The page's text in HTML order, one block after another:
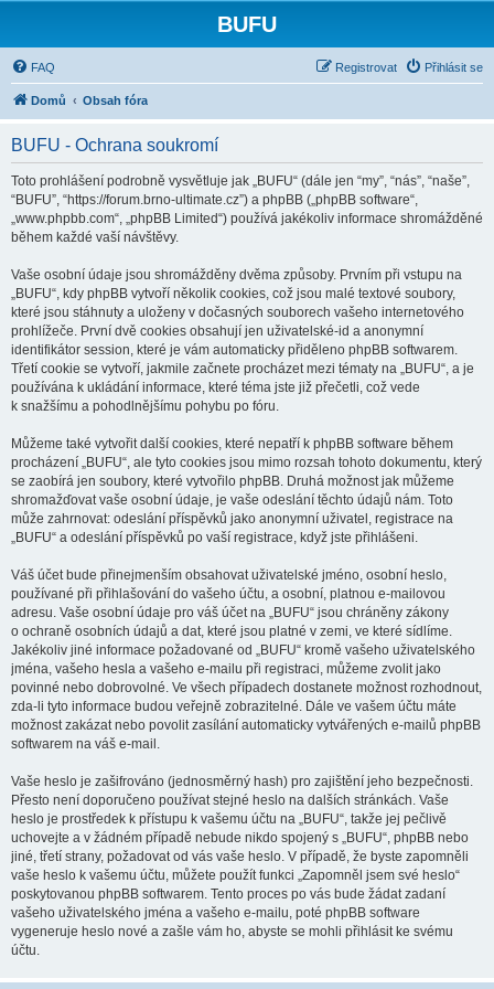
BUFU
FAQ Přihlásit se
Registrovat
Domů Obsah fóra
BUFU - Ochrana soukromí
Toto prohlášení podrobně vysvětluje jak „BUFU“ (dále jen “my”, “nás”, “naše”,
“BUFU”, “https://forum.brno-ultimate.cz”) a phpBB („phpBB software“,
„www.phpbb.com“, „phpBB Limited“) používá jakékoliv informace shromážděné
během každé vaší návštěvy.
Vaše osobní údaje jsou shromážděny dvěma způsoby. Prvním při vstupu na
„BUFU“, kdy phpBB vytvoří několik cookies, což jsou malé textové soubory,
které jsou stáhnuty a uloženy v dočasných souborech vašeho internetového
prohlížeče. První dvě cookies obsahují jen uživatelské-id a anonymní
identifikátor session, které je vám automaticky přiděleno phpBB softwarem.
Třetí cookie se vytvoří, jakmile začnete procházet mezi tématy na „BUFU“, a je
používána k ukládání informace, které téma jste již přečetli, což vede
k snažšímu a pohodlnějšímu pohybu po fóru.
Můžeme také vytvořit další cookies, které nepatří k phpBB software během
procházení „BUFU“, ale tyto cookies jsou mimo rozsah tohoto dokumentu, který
se zaobírá jen soubory, které vytvořilo phpBB. Druhá možnost jak můžeme
shromažďovat vaše osobní údaje, je vaše odeslání těchto údajů nám. Toto
může zahrnovat: odeslání příspěvků jako anonymní uživatel, registrace na
„BUFU“ a odeslání příspěvků po vaší registrace, když jste přihlášeni.
Váš účet bude přinejmenším obsahovat uživatelské jméno, osobní heslo,
používané při přihlašování do vašeho účtu, a osobní, platnou e-mailovou
adresu. Vaše osobní údaje pro váš účet na „BUFU“ jsou chráněny zákony
o ochraně osobních údajů a dat, které jsou platné v zemi, ve které sídlíme.
Jakékoliv jiné informace požadované od „BUFU“ kromě vašeho uživatelského
jména, vašeho hesla a vašeho e-mailu při registraci, můžeme zvolit jako
povinné nebo dobrovolné. Ve všech případech dostanete možnost rozhodnout,
zda-li tyto informace budou veřejně zobrazitelné. Dále ve vašem účtu máte
možnost zakázat nebo povolit zasílání automaticky vytvářených e-mailů phpBB
softwarem na váš e-mail.
Vaše heslo je zašifrováno (jednosměrný hash) pro zajištění jeho bezpečnosti.
Přesto není doporučeno používat stejné heslo na dalších stránkách. Vaše
heslo je prostředek k přístupu k vašemu účtu na „BUFU“, takže jej pečlivě
uchovejte a v žádném případě nebude nikdo spojený s „BUFU“, phpBB nebo
jiné, třetí strany, požadovat od vás vaše heslo. V případě, že byste zapomněli
vaše heslo k vašemu účtu, můžete použít funkci „Zapomněl jsem své heslo“
poskytovanou phpBB softwarem. Tento proces po vás bude žádat zadaní
vašeho uživatelského jména a vašeho e-mailu, poté phpBB software
vygeneruje heslo nové a zašle vám ho, abyste se mohli přihlásit ke svému
účtu.